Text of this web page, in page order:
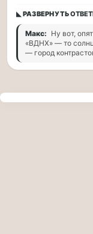
16.08
|
16:00
Петр
один
◣ РАЗВЕРНУТЬ
Макс: Ну вот,
«ВДНХ» — то
— город